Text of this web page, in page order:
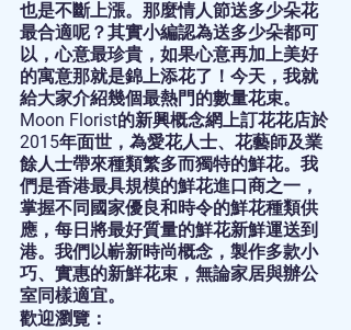
也是不斷上漲。那麼情人節送多少朵花
最合適呢？其實小編認為送多少朵都可
以，心意最珍貴，如果心意再加上美好
的寓意那就是錦上添花了！今天，我就
給大家介紹幾個最熱門的數量花束。
Moon Florist的新興概念網上訂花花店於
2015年面世，為愛花人士、花藝師及業
餘人士帶來種類繁多而獨特的鮮花。我
們是香港最具規模的鮮花進口商之一，
掌握不同國家優良和時令的鮮花種類供
應，每日將最好質量的鮮花新鮮運送到
港。我們以嶄新時尚概念，製作多款小
巧、實惠的新鮮花束，無論家居與辦公
室同樣適宜。
歡迎瀏覽：